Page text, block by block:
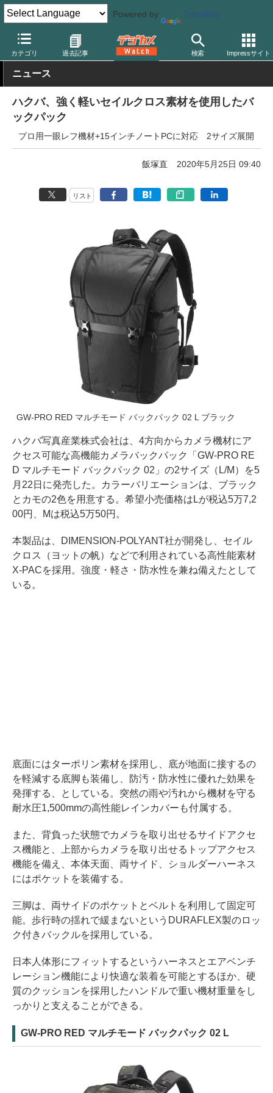
Powered by Translate
カテゴリ 過去記事 検索 Impressサイト
デジカメ Watch 撮影用品 カメラバッグ ハクバ
ニュース
ハクバ、強く軽いセイルクロス素材を使用したバ
ックパック
プロ用一眼レフ機材+15インチノートPCに対応 2サイズ展開
飯塚直 2020年5月25日 09:40
リスト
GW-PRO RED マルチモード バックパック 02 L ブラック
ハクバ写真産業株式会社は、4方向からカメラ機材にア
クセス可能な高機能カメラバックパック「GW-PRO RE
D マルチモード バックパック 02」の2サイズ（L/M）を5
月22日に発売した。カラーバリエーションは、ブラック
とカモの2色を用意する。希望小売価格はLが税込5万7,2
00円、Mは税込5万50円。
本製品は、DIMENSION-POLYANT社が開発し、セイル
クロス（ヨットの帆）などで利用されている高性能素材
X-PACを採用。強度・軽さ・防水性を兼ね備えたとして
いる。
底面にはターポリン素材を採用し、底が地面に接するの
を軽減する底脚も装備し、防汚・防水性に優れた効果を
発揮する、としている。突然の雨や汚れから機材を守る
耐水圧1,500mmの高性能レインカバーも付属する。
また、背負った状態でカメラを取り出せるサイドアクセ
ス機能と、上部からカメラを取り出せるトップアクセス
機能を備え、本体天面、両サイド、ショルダーハーネス
にはポケットを装備する。
三脚は、両サイドのポケットとベルトを利用して固定可
能。歩行時の揺れで緩まないというDURAFLEX製のロッ
ク付きバックルを採用している。
日本人体形にフィットするというハーネスとエアベンチ
レーション機能により快適な装着を可能とするほか、硬
質のクッションを採用したハンドルで重い機材重量をし
っかりと支えることができる。
GW-PRO RED マルチモード バックパック 02 L